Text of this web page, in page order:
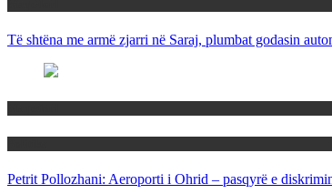
Të shtëna me armë zjarri në Saraj, plumbat godasin
Petrit Pollozhani: Aeroporti i Ohrid – pasqyrë e